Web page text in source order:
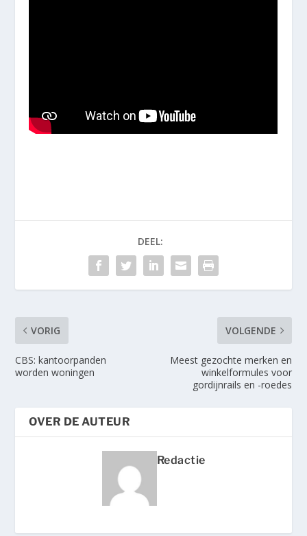
DEEL:
VORIG
CBS: kantoorpanden
worden woningen
VOLGENDE
Meest gezochte merken en
winkelformules voor
gordijnrails en -roedes
OVER DE AUTEUR
Redactie